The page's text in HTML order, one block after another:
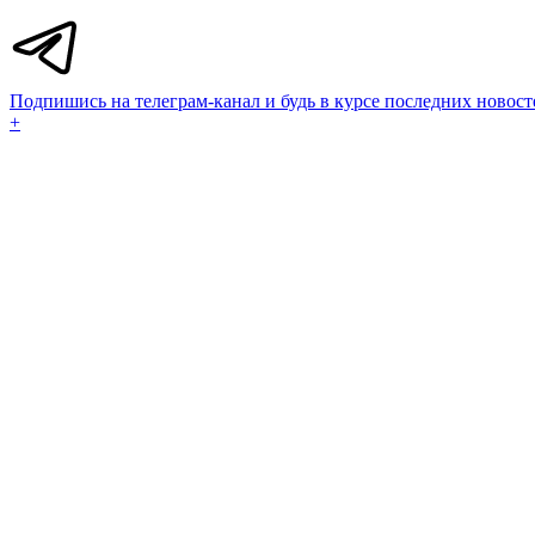
Подпишись на телеграм-канал и будь в курсе последних
+